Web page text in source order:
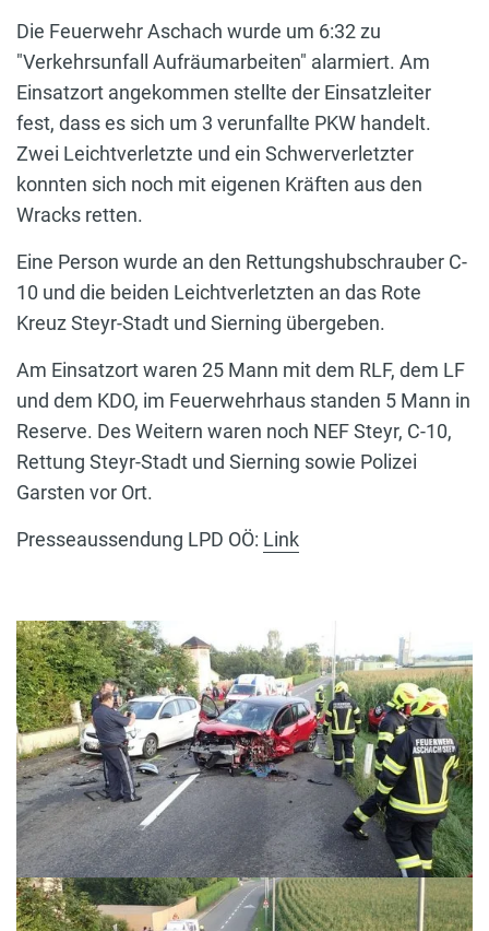
Die Feuerwehr Aschach wurde um 6:32 zu
"Verkehrsunfall Aufräumarbeiten" alarmiert. Am
Einsatzort angekommen stellte der Einsatzleiter
fest, dass es sich um 3 verunfallte PKW handelt.
Zwei Leichtverletzte und ein Schwerverletzter
konnten sich noch mit eigenen Kräften aus den
Wracks retten.
Eine Person wurde an den Rettungshubschrauber C-
10 und die beiden Leichtverletzten an das Rote
Kreuz Steyr-Stadt und Sierning übergeben.
Am Einsatzort waren 25 Mann mit dem RLF, dem LF
und dem KDO, im Feuerwehrhaus standen 5 Mann in
Reserve. Des Weitern waren noch NEF Steyr, C-10,
Rettung Steyr-Stadt und Sierning sowie Polizei
Garsten vor Ort.
Presseaussendung LPD OÖ: Link